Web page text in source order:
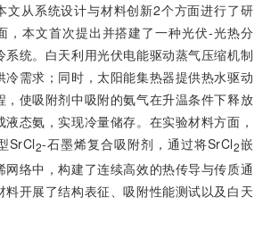
文从系统设计与材料创新2个方面进行了研
，本文首次提出并搭建了一种光伏-光热分
系统。白天利用光伏电能驱动蒸气压缩机制
冷需求；同时，太阳能集热器提供热水驱动
，使吸附剂中吸附的氨气在升温条件下释放
态氨，实现冷量储存。在实验材料方面，
SrCl2-石墨烯复合吸附剂，通过将SrCl2嵌
网络中，构建了连续高效的热传导与传质通
料开展了结构表征、吸附性能测试以及白天